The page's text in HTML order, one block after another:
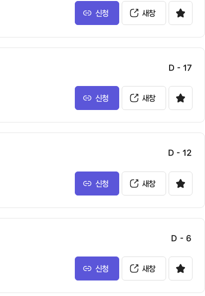
신청 새창
D - 17
신청 새창
D - 12
신청 새창
D - 6
신청 새창